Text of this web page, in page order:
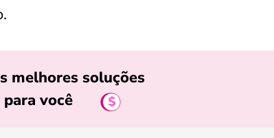
melhores soluções
você